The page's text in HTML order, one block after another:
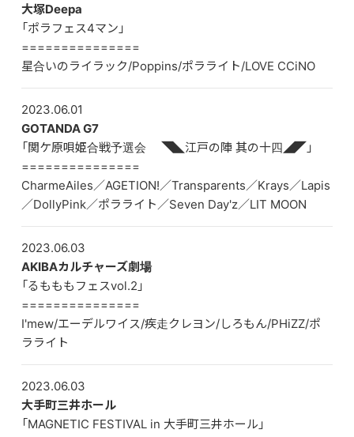
LIVE
DISCOGRAPHY
CONTACT
大塚Deepa
「ポラフェス4マン」
===============
星合いのライラック/Poppins/ポラライト/LOVE CCiNO
2023.06.01
GOTANDA G7
「関ケ原唄姫合戦予選会 ◥◣江戸の陣 其の十四◢◤」
===============
CharmeAiles／AGETION!／Transparents／Krays／Lapis
／DollyPink／ポラライト／Seven Day'z／LIT MOON
2023.06.03
AKIBAカルチャーズ劇場
「るもももフェスvol.2」
===============
I'mew/エーデルワイス/疾走クレヨン/しろもん/PHiZZ/ポ
ラライト
2023.06.03
大手町三井ホール
「MAGNETIC FESTIVAL in 大手町三井ホール」